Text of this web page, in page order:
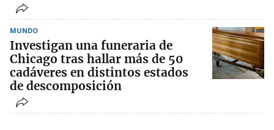
MUNDO
Investigan una funeraria de
Chicago tras hallar más de 50
cadáveres en distintos estados
de descomposición